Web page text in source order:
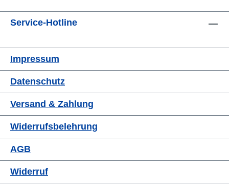
Service-Hotline
Impressum
Datenschutz
Versand & Zahlung
Widerrufsbelehrung
AGB
Widerruf